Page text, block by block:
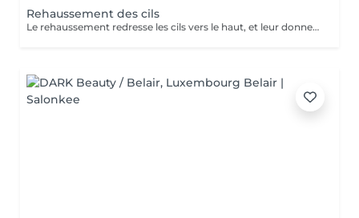
Rehaussement des cils
Le rehaussement redresse les cils vers le haut, et leur donne une superbe courbure, de la longueur, de la hauteur et du volume : vos cils paraissent plus longs et plus denses. Pour toutes celles qui veulent avoir un regard intense et des cils plus longs c'est une technique qui rallonge vos propres cils sans avoir recours aux extensions de cils. Elle peut être complémentaire à l'application d'extensions de cils, afin de faciliter leur application lorsque vos cils sont trop droits ou trop recourbés : Une beauté en un clin d'oeil ! Le soin ne dure que 45 minutes et n'est pas inconfortable : son effet recourbant dure entre 8 et 12 semaines, ce qui correspond au cycle naturel des cils. Tout de suite après le rehaussement, nous vous proposons soit une teinture des cils, pour intensifier la couleur de vos cils, soit un soin à la kératine, un traitement unique pour nourrir, épaissir et hydrater vos cils naturels ,soit l'application d'un mascara semi-permanent afin d'en améliorer encore l'aspect ' maquillé ' ( tenue 3-4 semaines). Vous avez la possibilité de faire tous ces soins en un même séance :))